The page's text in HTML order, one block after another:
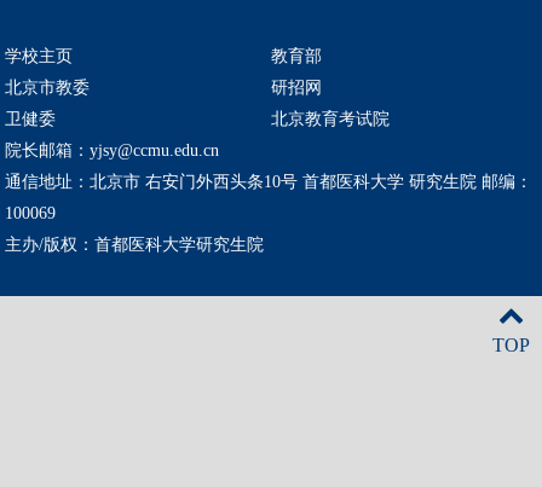
学校主页
教育部
北京市教委
研招网
卫健委
北京教育考试院
院长邮箱：yjsy@ccmu.edu.cn
通信地址：北京市 右安门外西头条10号 首都医科大学 研究生院 邮编：
100069
主办/版权：首都医科大学研究生院
TOP